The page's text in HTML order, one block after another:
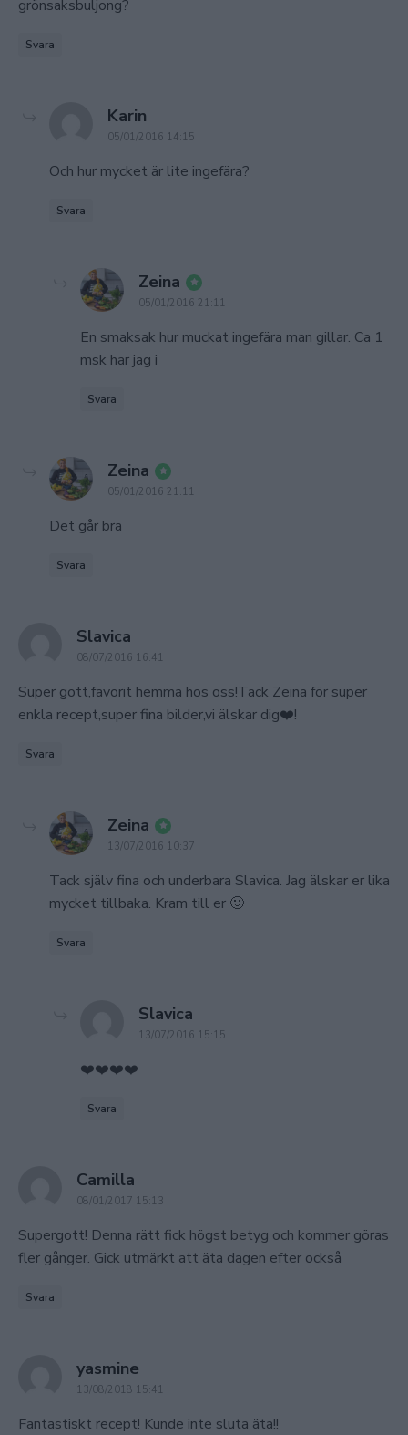
grönsaksbuljong?
Svara
Karin
05/01/2016 14:15
Och hur mycket är lite ingefära?
Svara
Zeina says:
05/01/2016 21:11
En smaksak hur muckat ingefära man gillar. Ca 1
msk har jag i
Svara
Zeina says:
05/01/2016 21:11
Det går bra
Svara
Slavica
08/07/2016 16:41
Super gott,favorit hemma hos oss!Tack Zeina för super
enkla recept,super fina bilder,vi älskar dig❤️!
Svara
Zeina says:
13/07/2016 10:37
Tack själv fina och underbara Slavica. Jag älskar er lika
mycket tillbaka. Kram till er 🙂
Svara
Slavica
13/07/2016 15:15
❤️❤️❤️❤️
Svara
Camilla
08/01/2017 15:13
Supergott! Denna rätt fick högst betyg och kommer göras
fler gånger. Gick utmärkt att äta dagen efter också
Svara
yasmine
13/08/2018 15:41
Fantastiskt recept! Kunde inte sluta äta!!